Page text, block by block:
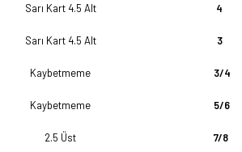
Sarı Kart 4.5 Alt 4
Sarı Kart 4.5 Alt 3
Kaybetmeme 3/4
Kaybetmeme 5/6
2.5 Üst 7/8